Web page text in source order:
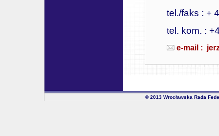
tel./faks : +
tel. kom. :
e-mail :
© 2013 Wrocławska Rada